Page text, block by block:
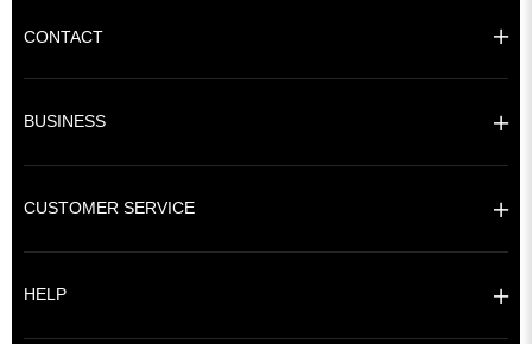
CONTACT
BUSINESS
CUSTOMER SERVICE
HELP